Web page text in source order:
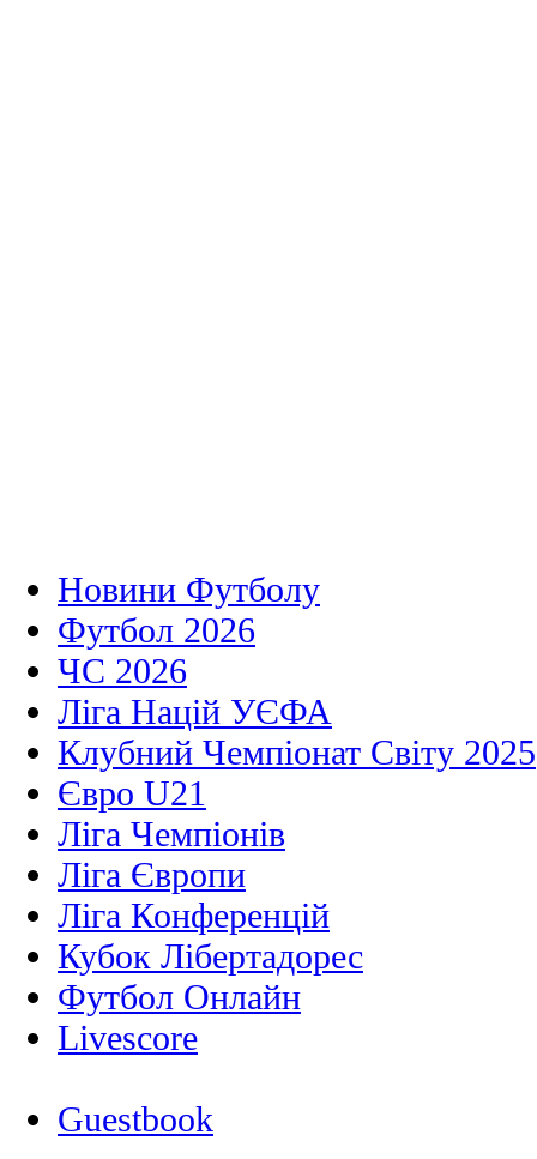
Новини Футболу
Футбол 2026
ЧС 2026
Ліга Націй УЄФА
Клубний Чемпіонат Світу 2025
Євро U21
Ліга Чемпіонів
Ліга Європи
Ліга Конференцій
Кубок Лібертадорес
Футбол Онлайн
Livescore
Guestbook